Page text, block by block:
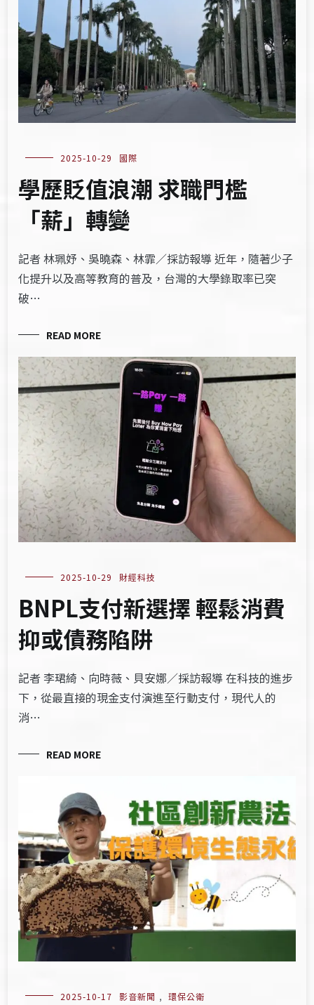
2025-10-29 國際
學歷貶值浪潮 求職門檻
「薪」轉變
記者 林珮妤、吳曉森、林霏／採訪報導 近年，隨著少子
化提升以及高等教育的普及，台灣的大學錄取率已突
破…
READ MORE
2025-10-29 財經科技
BNPL支付新選擇 輕鬆消費
抑或債務陷阱
記者 李珺綺、向時薇、貝安娜／採訪報導 在科技的進步
下，從最直接的現金支付演進至行動支付，現代人的
消…
READ MORE
2025-10-17 影音新聞 , 環保公衛